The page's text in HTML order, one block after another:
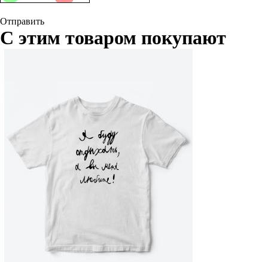
Отправить
С этим товаром покупают